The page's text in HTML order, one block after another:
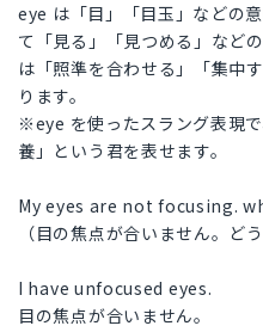
eye は「目」「目玉」などの
て「見る」「見つめる」など
は「照準を合わせる」「集中
ります。
※eye を使ったスラング表現
養」という君を表せます。
My eyes are not focusing.
（目の焦点が合いません。ど
I have unfocused eyes.
目の焦点が合いません。